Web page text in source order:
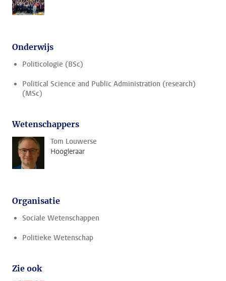
Onderwijs
Politicologie (BSc)
Political Science and Public Administration (research)
(MSc)
Wetenschappers
Tom Louwerse
Hoogleraar
Organisatie
Sociale Wetenschappen
Politieke Wetenschap
Zie ook